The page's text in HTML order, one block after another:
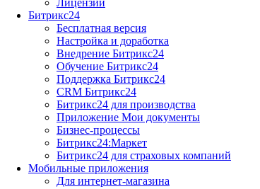
Лицензии
Битрикс24
Бесплатная версия
Настройка и доработка
Внедрение Битрикс24
Обучение Битрикс24
Поддержка Битрикс24
CRM Битрикс24
Битрикс24 для производства
Приложение Мои документы
Бизнес-процессы
Битрикс24:Маркет
Битрикс24 для страховых компаний
Мобильные приложения
Для интернет-магазина